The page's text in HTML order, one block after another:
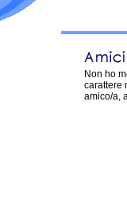
Non ho
carattere
amico/a,